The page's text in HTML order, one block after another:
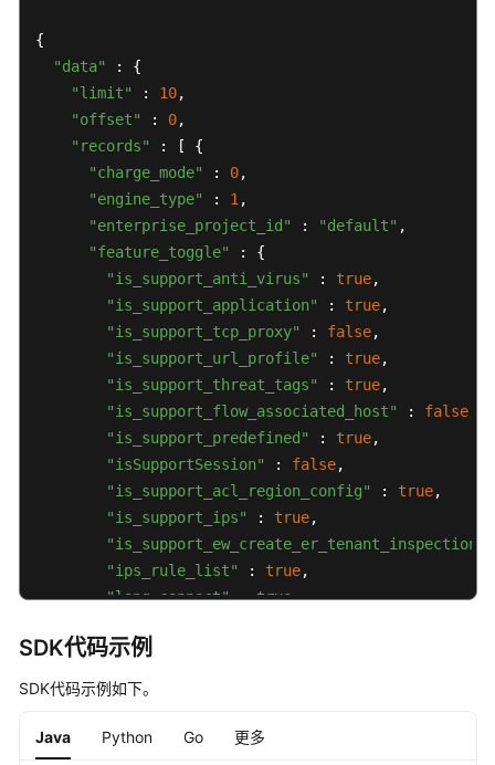
{
"data"
: {
"limit"
: 10,
"offset"
: 0,
"records"
: [ {
"charge_mode"
: 0,
"engine_type"
: 1 ,
"enterprise_project_id"
: "default" ,
"feature_toggle"
: {
"is_support_anti_virus"
: true,
"is_support_application"
: true,
"is_support_tcp_proxy"
: false,
"is_support_url_profile"
: true,
"is_support_threat_tags"
: true,
"is_support_flow_associated_host"
: false
"is_support_predefined"
: true,
"isSupportSession"
: false,
"is_support_acl_region_config"
: true,
"is_support_ips"
: true,
"ips_rule_list"
: true,
"long_connect" : true,
"alarm_config"
"is_support_advanced_ips_rule"
SDK代码示例
SDK代码示例如下。
Java Python Go 更多